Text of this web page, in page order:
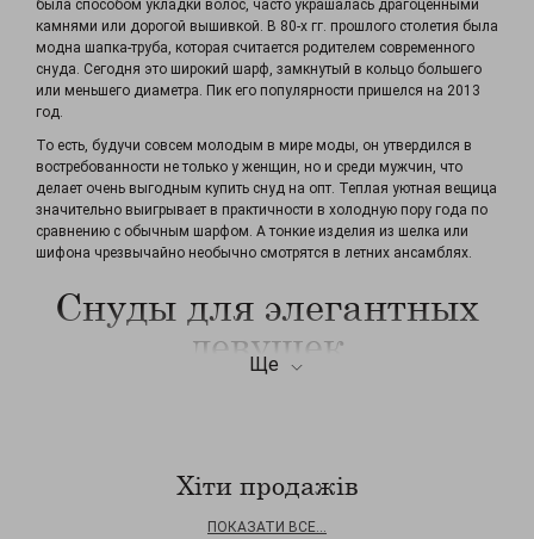
была способом укладки волос, часто украшалась драгоценными
камнями или дорогой вышивкой. В 80-х гг. прошлого столетия была
модна шапка-труба, которая считается родителем современного
снуда. Сегодня это широкий шарф, замкнутый в кольцо большего
или меньшего диаметра. Пик его популярности пришелся на 2013
год.
То есть, будучи совсем молодым в мире моды, он утвердился в
востребованности не только у женщин, но и среди мужчин, что
делает очень выгодным купить снуд на опт. Теплая уютная вещица
значительно выигрывает в практичности в холодную пору года по
сравнению с обычным шарфом. А тонкие изделия из шелка или
шифона чрезвычайно необычно смотрятся в летних ансамблях.
Снуды для элегантных
девушек
разнообразием по исполнению и материалам:
вязка потоньше или флис для межсезонья;
Ще
Хіти продажів
ПОКАЗАТИ ВСЕ...